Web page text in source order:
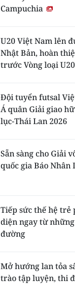
Campuchia
U20 Việt Nam lên
Nhật Bản, hoàn
trước Vòng loại
Đội tuyển futsal
Á quân Giải giao
lục-Thái Lan 2026
Sẵn sàng cho Giải
quốc gia Báo Nhân
Tiếp sức thế hệ
diện ngay từ
đường
Mở hướng lan tỏa
trào tập luyện, thi